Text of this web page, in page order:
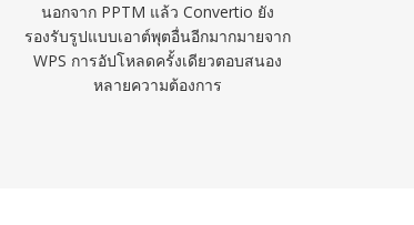
นอกจาก PPTM แล้ว Convertio ยัง
รองรับรูปแบบเอาต์พุตอื่นอีกมากมายจาก
WPS การอัปโหลดครั้งเดียวตอบสนอง
หลายความต้องการ